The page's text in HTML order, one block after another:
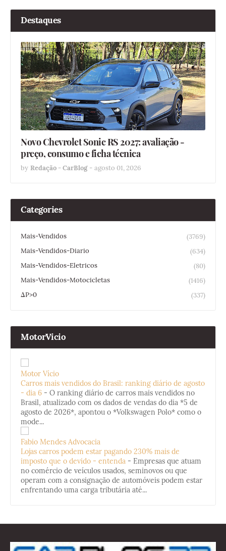
Destaques
Novo Chevrolet Sonic RS 2027: avaliação -
preço, consumo e ficha técnica
by Redação - CarBlog - agosto 01, 2026
Categories
Mais-Vendidos
(3769)
Mais-Vendidos-Diario
(634)
Mais-Vendidos-Eletricos
(80)
Mais-Vendidos-Motocicletas
(1416)
ΔP>0
(337)
MotorVicio
Motor Vício
Carros mais vendidos do Brasil: ranking diário de agosto
- dia 6 - O ranking diário de carros mais vendidos no
Brasil, atualizado com os dados de vendas do dia *5 de
agosto de 2026*, apontou o *Volkswagen Polo* como o
mode...
Fabio Mendes Advocacia
Lojas carros podem estar pagando 230% mais de
imposto que o devido - entenda - Empresas que atuam
no comércio de veículos usados, seminovos ou que
operam com a consignação de automóveis podem estar
enfrentando uma carga tributária até...